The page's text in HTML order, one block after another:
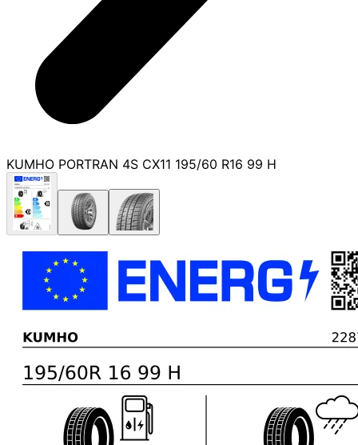
KUMHO PORTRAN 4S CX11 195/60 R16 99 H